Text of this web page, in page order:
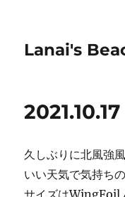
Lanai's
久しぶりに北風強
いい天気で気持ち
サイズはWingFoil